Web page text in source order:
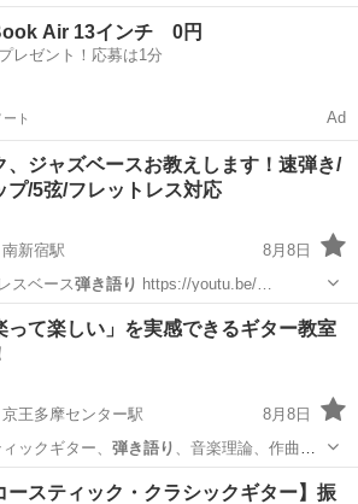
Air 13インチ 0円
レゼント！応募は1分
ート Ad
、ジャズベースお教えします！速弾き/
プ/5弦/フレットレス対応
新宿駅
8月8日
スベース弾き語り https://youtu.be/…
宿駅 ベース スラップ
って楽しい」を実感できるギター教室
王多摩センター駅
8月8日
ックギター、 弾き語り
、音楽理論、作曲・
多摩センター駅 ギター レッスン
ースティック・クラシックギター】振